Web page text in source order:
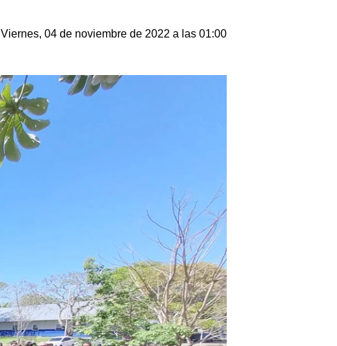
Viernes, 04 de noviembre de 2022 a las 01:00